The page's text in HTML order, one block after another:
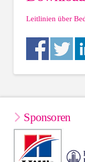
Leitlinien über
Sponsoren